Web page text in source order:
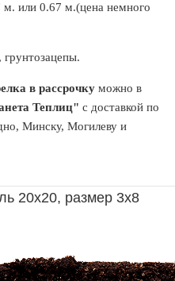
или 0.67 м.(цена немного
в рассрочку можно в
Теплиц" с доставкой по
Минску, Могилеву и
20х20, размер 3х8